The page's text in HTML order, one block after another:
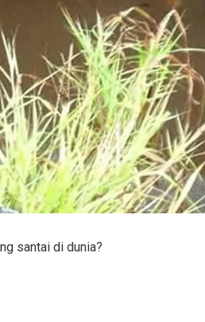
santai di dunia?